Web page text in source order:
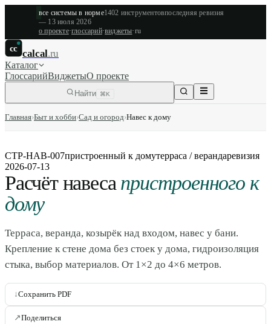
все системы в норме1402 инструментовпоследняя ревизия
— 13 июля 2026
о проекте·глоссарий·виджеты·ru
cc calcal.ru
Каталог
ГлоссарийВиджетыО проекте
Найти ⌘K
Главная›Быт и хобби›Сад и огород›Навес к дому
СТР-НАВ-007пристроенный к домутерраса / верандаревизия
2026-07-13
Расчёт навеса пристроенного к
дому
Терраса, веранда, козырёк над входом, навес у бани.
Крепление к стене дома без стоек у дома, гидроизоляция
стыка, выбор материалов. От 1×2 до 4×6 метров.
↓Сохранить PDF
↗Поделиться